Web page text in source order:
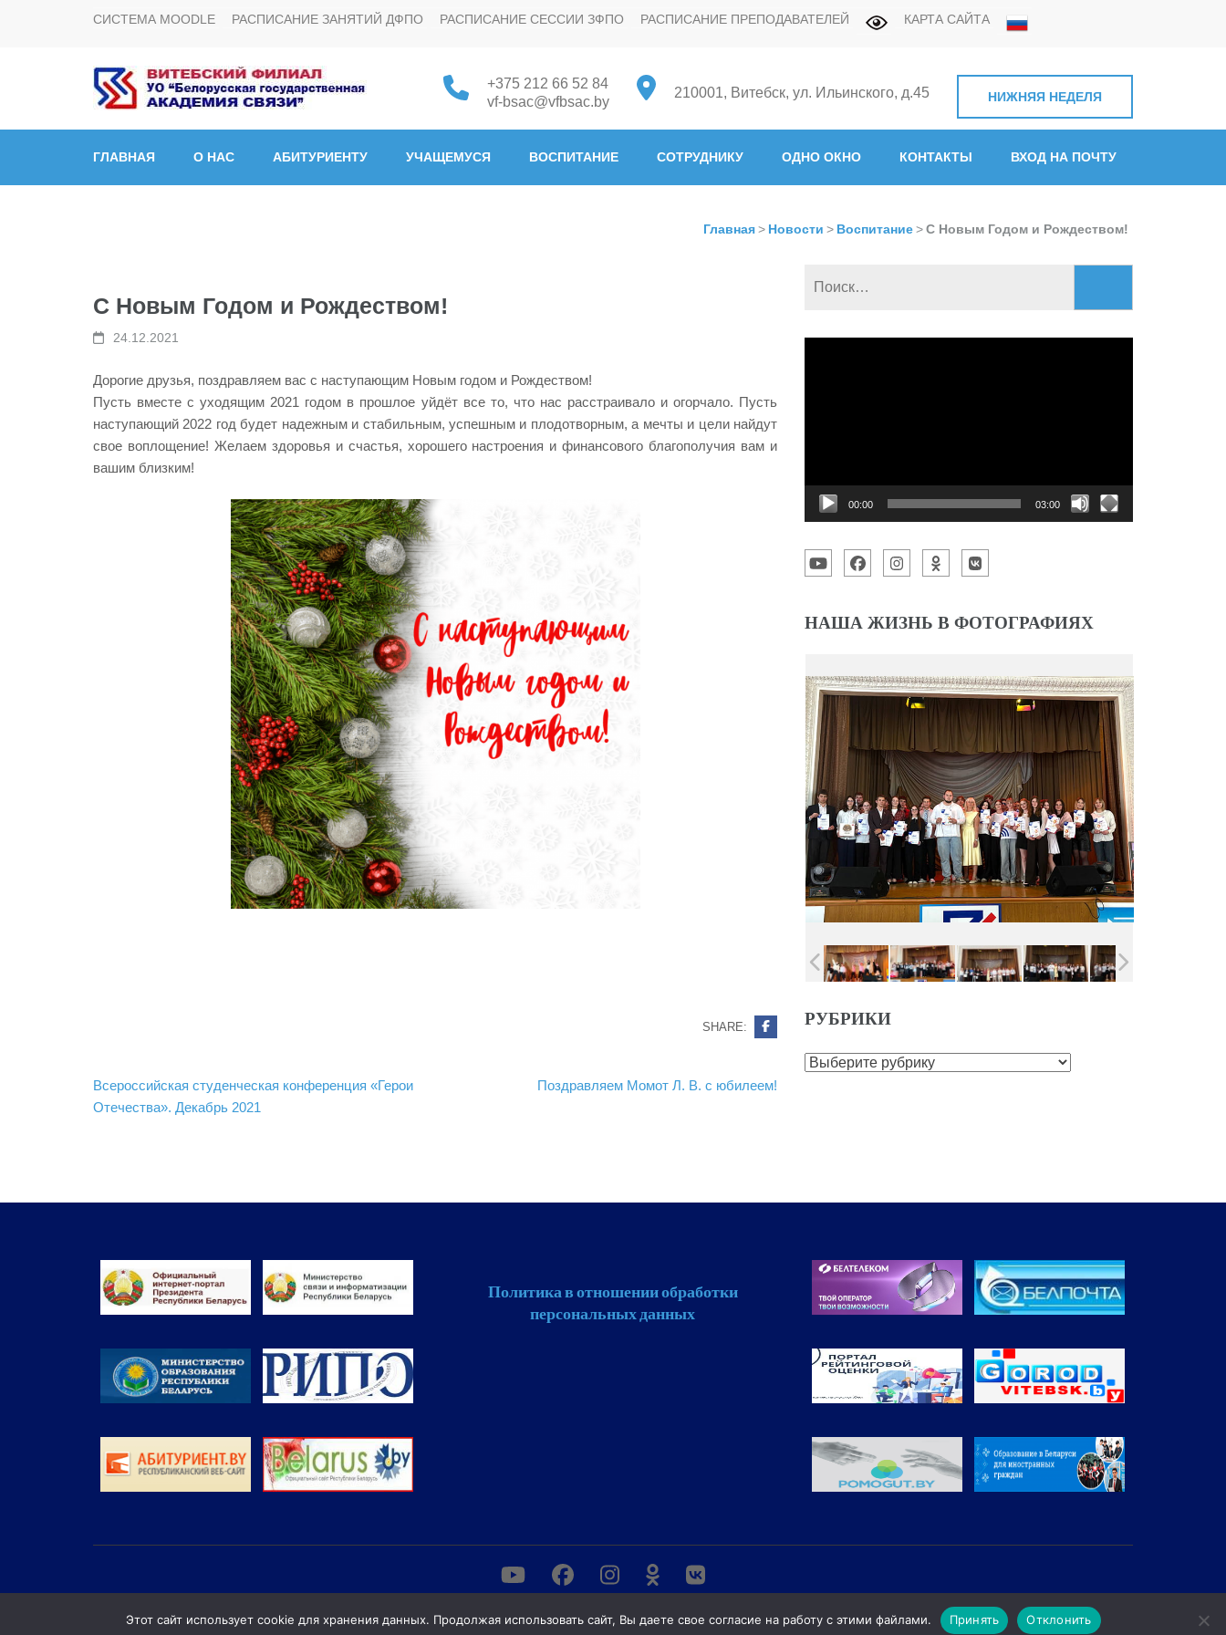
СИСТЕМА MOODLE РАСПИСАНИЕ ЗАНЯТИЙ ДФПО РАСПИСАНИЕ СЕССИИ ЗФПО РАСПИСАНИЕ ПРЕПОДАВАТЕЛЕЙ КАРТА САЙТА
Витебский филиал УО "Белорусская государственная академия связи"
НИЖНЯЯ НЕДЕЛЯ
210001, Витебск, ул. Ильинского, д.45
+375 212 66 52 84
vf-bsac@vfbsac.by
ГЛАВНАЯ О НАС АБИТУРИЕНТУ УЧАЩЕМУСЯ ВОСПИТАНИЕ СОТРУДНИКУ ОДНО ОКНО КОНТАКТЫ ВХОД НА ПОЧТУ
Главная> Новости > Воспитание>С Новым Годом и Рождеством!
С Новым Годом и Рождеством!
24.12.2021
Дорогие друзья, поздравляем вас с наступающим Новым годом и Рождеством!
Пусть вместе с уходящим 2021 годом в прошлое уйдёт все то, что нас расстраивало и огорчало. Пусть
наступающий 2022 год будет надежным и стабильным, успешным и плодотворным, а мечты и цели найдут
свое воплощение! Желаем здоровья и счастья, хорошего настроения и финансового благополучия вам и
вашим близким!
SHARE:
Навигация
по
Всероссийская студенческая конференция «Герои
Отечества». Декабрь 2021
Поздравляем Момот Л. В. с юбилеем!
00:00 03:00
НАША ЖИЗНЬ В ФОТОГРАФИЯХ
РУБРИКИ
Рубрики
Политика в отношении обработки
персональных данных
© Витебский филиал учреждения образования "Белорусская государственная академия связи", Регистрационный № 165209 от 22.06.2020
Этот сайт использует cookie для хранения данных. Продолжая использовать сайт, Вы даете свое согласие на работу с этими файлами. Принять Отклонить